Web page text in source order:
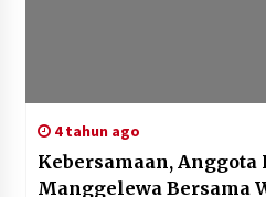
4 tahun ago
Kebersamaan, Anggota
Manggelewa Bersama